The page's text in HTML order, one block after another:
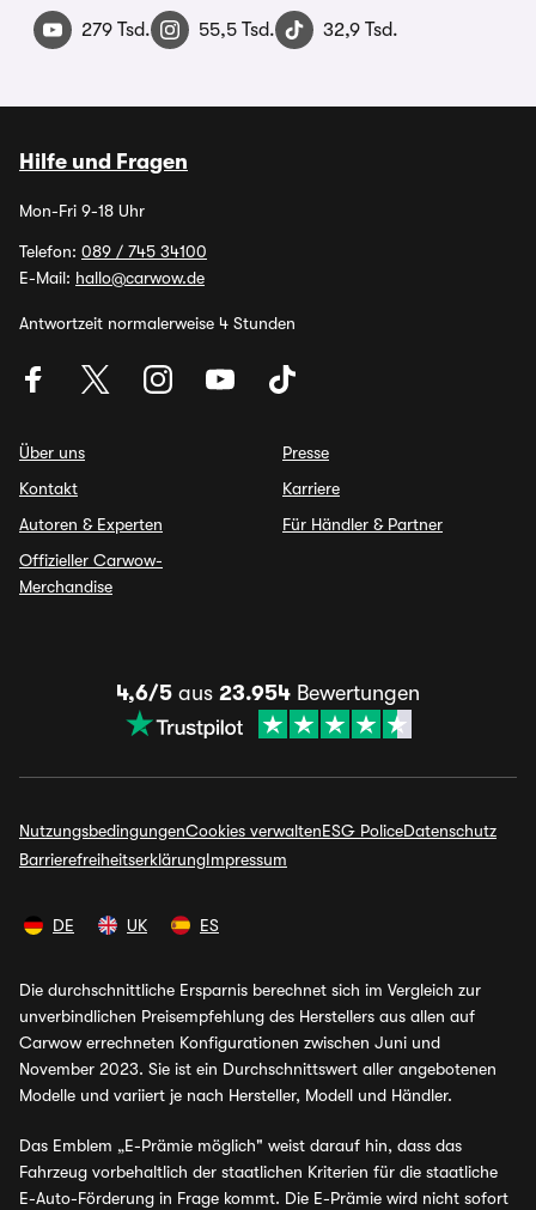
279 Tsd. 55,5 Tsd. 32,9 Tsd.
Hilfe und Fragen
Mon-Fri 9-18 Uhr
Telefon: 089 / 745 34100
E-Mail: hallo@carwow.de
Antwortzeit normalerweise 4 Stunden
Über uns
Kontakt
Autoren & Experten
Offizieller Carwow-
Merchandise
Presse
Karriere
Für Händler & Partner
4,6/5 aus 23.954 Bewertungen
NutzungsbedingungenCookies verwaltenESG PoliceDatenschutz
BarrierefreiheitserklärungImpressum
DE UK ES
Die durchschnittliche Ersparnis berechnet sich im Vergleich zur
unverbindlichen Preisempfehlung des Herstellers aus allen auf
Carwow errechneten Konfigurationen zwischen Juni und
November 2023. Sie ist ein Durchschnittswert aller angebotenen
Modelle und variiert je nach Hersteller, Modell und Händler.
Das Emblem „E-Prämie möglich" weist darauf hin, dass das
Fahrzeug vorbehaltlich der staatlichen Kriterien für die staatliche
E-Auto-Förderung in Frage kommt. Die E-Prämie wird nicht sofort